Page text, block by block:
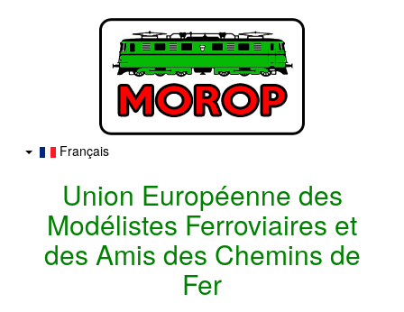
Français
Union Européenne des
Modélistes Ferroviaires et
des Amis des Chemins de
Fer